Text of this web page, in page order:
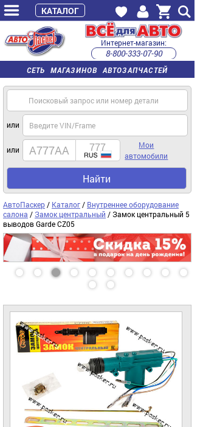
СЕТЬ МАГАЗИНОВ АВТОЗАПЧАСТЕЙ
Интернет-магазин:
8-800-333-07-90
часы работы с 9:00 до 22:00 (пн-пт)
или
или
Мои
автомобили
Найти
АвтоПаскер / Каталог / Внутреннее оборудование
салона / Замок центральный / Замок центральный 5
выводов Garde CZ05
КАТАЛОГ